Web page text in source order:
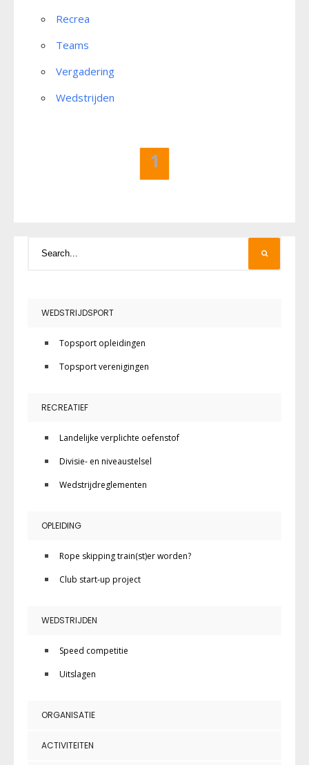
Recrea
Teams
Vergadering
Wedstrijden
1
WEDSTRIJDSPORT
Topsport opleidingen
Topsport verenigingen
RECREATIEF
Landelijke verplichte oefenstof
Divisie- en niveaustelsel
Wedstrijdreglementen
OPLEIDING
Rope skipping train(st)er worden?
Club start-up project
WEDSTRIJDEN
Speed competitie
Uitslagen
ORGANISATIE
ACTIVITEITEN